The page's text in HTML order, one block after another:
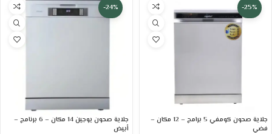
-25%
جلاية صحون كومفي 5 برامج – 12 مكان –
فضي
-24%
جلاية صحون يوجين 14 مكان – 6 برنامج –
أبيض